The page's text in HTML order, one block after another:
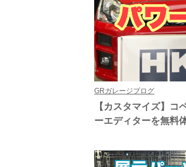
GRガレージブログ
【カスタマイズ】コ
ーエディターを無料